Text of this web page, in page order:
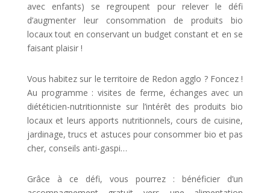
avec enfants) se regroupent pour relever le défi
d’augmenter leur consommation de produits bio
locaux tout en conservant un budget constant et en se
faisant plaisir !
Vous habitez sur le territoire de Redon agglo ? Foncez !
Au programme : visites de ferme, échanges avec un
diététicien-nutritionniste sur l’intérêt des produits bio
locaux et leurs apports nutritionnels, cours de cuisine,
jardinage, trucs et astuces pour consommer bio et pas
cher, conseils anti-gaspi…
Grâce à ce défi, vous pourrez : bénéficier d’un